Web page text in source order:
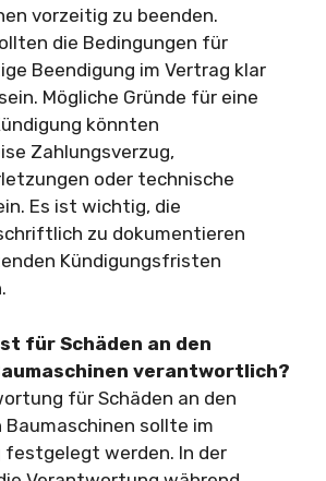
vorzeitig zu beenden.
die Bedingungen für
Beendigung im Vertrag klar
Mögliche Gründe für eine
könnten
Zahlungsverzug,
oder technische
Es ist wichtig, die
zu dokumentieren
Kündigungsfristen
für Schäden an den
verantwortlich?
für Schäden an den
sollte im
werden. In der